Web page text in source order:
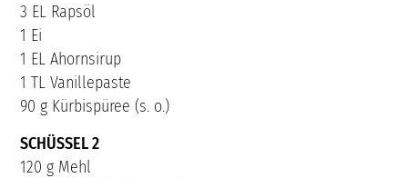
3 EL Rapsöl
1 Ei
1 EL Ahornsirup
1 TL Vanillepaste
90 g Kürbispüree (s. o.)
SCHÜSSEL 2
120 g Mehl